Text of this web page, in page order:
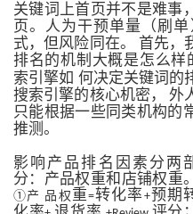
关键词上首页并不是难事
页。人为干预单量（刷单
式，但风险同在。
首先，
排名的机制大概是怎么样
索引擎如 何决定关键词的
搜索引擎的核心机密，
外
只能根据一些同类机构的
推测。
影响产品排名因素分两
分：产品权重和店铺权重。
①产 品权 重=转化率+预期